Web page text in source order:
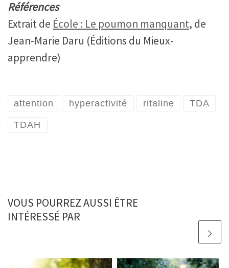
Références
Extrait de École : Le poumon manquant, de
Jean-Marie Daru (Éditions du Mieux-
apprendre)
attention hyperactivité ritaline TDA
TDAH
VOUS POURREZ AUSSI ÊTRE
INTÉRESSÉ PAR